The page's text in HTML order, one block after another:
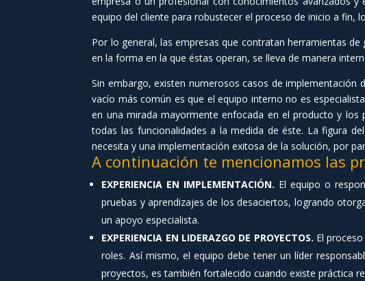
equipo del cliente para robustecer el proceso de inicio a
Por lo general, las empresas que contratan herramientas de
en la forma en la que éstas operan, se lleva de manera
Sin embargo, existen numerosos casos de
vacío más común es que el equipo interno no es
en una mirada mayormente enfocada en el producto y
todas las funcionalidades a la medida de éste. La figura
necesita y una implementación exitosa de la solución, por
A continuación te mencionamos las
EXPERIENCIA EN IMPLEMENTACIÓN. El equipo o
pruebas y aprendizajes de los desaciertos, logrando
un apoyo especialista.
EXPERIENCIA EN LIDERAZGO DE PROYECTOS. El
roles. Así mismo, el equipo debe tener un líder
proyectos, es también fortalecido cuando existe práctica